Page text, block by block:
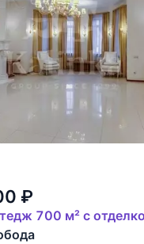
₽
700 м² с